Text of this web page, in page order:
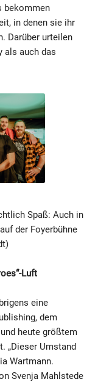
bekommen
in denen sie ihr
Darüber urteilen
als auch das
Spaß: Auch in
der Foyerbühne
Luft
eine
dem
heute größtem
„Dieser Umstand
Wartmann.
Svenja Mahlstede